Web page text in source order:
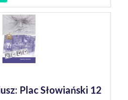
Plac Słowiański 12